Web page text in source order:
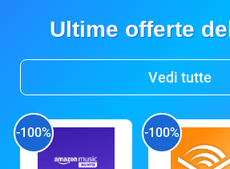
Ultime offerte
Vedi tutte
-100% -100%